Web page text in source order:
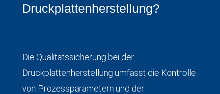
Druckplattenherstellung?
Die Qualitätssicherung bei der
Druckplattenherstellung umfasst die Kontrolle
von Prozessparametern und der